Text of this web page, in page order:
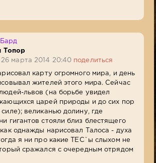
Бард
Топор
26 марта 2014 20:40 поделиться
карту огромного мира, и день
жителей этого мира. Сейчас
львов (на борьбе увидел
царей природы и до сих пор
великанью долину, где
гигантов стояли близ блестящего
однажды нарисовал Талоса - духа
я ни про какие ТЕС`ы слыхом не
сражался с очередным отрядом